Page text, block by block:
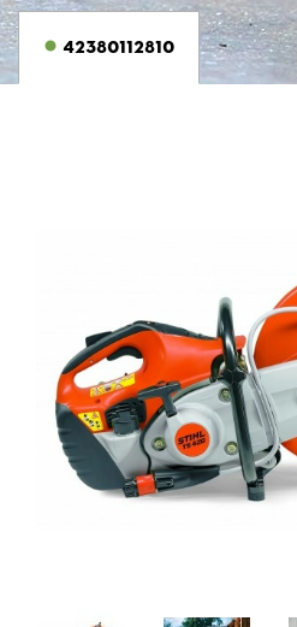
42380112810